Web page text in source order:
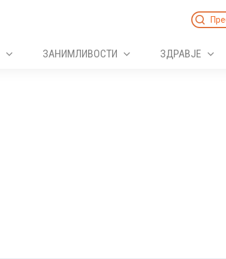
Search
ЗАНИМЛИВОСТИ ЗДРАВЈЕ